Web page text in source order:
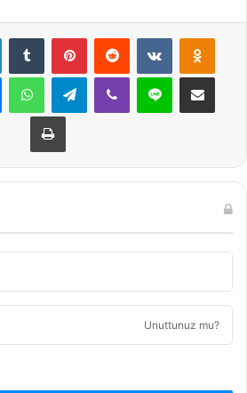
LinkedInTumblr PinterestReddit VKontakte
MessengerWhatsAppTelegramViber Line E-Posta ile
Yazdır
Unuttunuz mu?